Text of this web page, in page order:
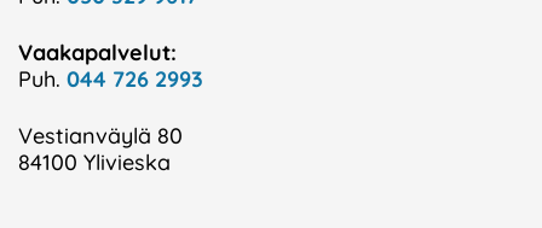
Vaakapalvelut:
Puh. 044 726 2993
Vestianväylä 80
84100 Ylivieska